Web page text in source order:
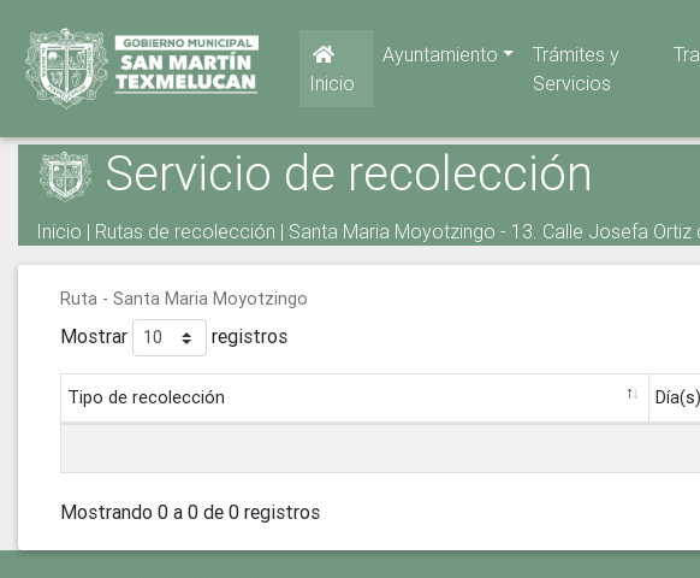
Inicio
Ayuntamiento
Trámites y
Servicios
Servicio de recolección
Inicio | Rutas de recolección | Santa Maria Moyotzingo - 13. Calle Josefa Ortiz
Ruta - Santa Maria Moyotzingo
Mostrar registros
Tipo de recolección Día(s)
Mostrando 0 a 0 de 0 registros